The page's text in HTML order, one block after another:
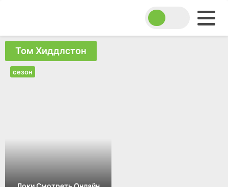
Том Хиддлстон
сезон